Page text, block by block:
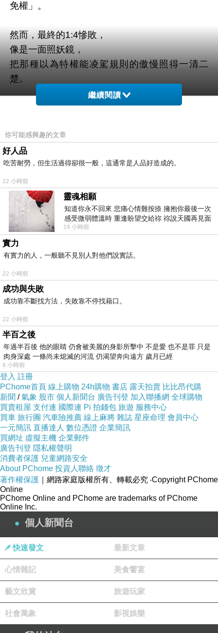
免權」。
然而，最終的1:4慘敗，
像是一面照妖鏡，
把那種以為特權能凌駕規則的傲慢照得一清二
楚。
全世界看到的不是強大，
這不只是政治上的難堪，
更是讓美國在體育界成了被揶揄、被冷眼的對
象。
川普打那通電話是何必呢!
現在真的是沒了面子，也輸了裡子。
繼續閱讀
你可能感興趣的文章
好人品
吃苦耐勞，但生活過得卻很一般，這通常是人品好造成的。
22 小時前
靈魂相願
知道你永不回來 悲痛心情難按捺 擁抱你最後一次
感受微弱體溫時 重逢盼望交給祢 祢說天國再見面
此刻忍淚說別離 他日靈魂再
19 小時前
實力
有實力的人，一般聽不見別人對他們說實話。
22 小時前
成功與失敗
成功靠不斷找方法，失敗靠不停找藉口。
22 小時前
半百之後
年過半百後 他的眼睛 仍會被美麗的身影所擊中 不是愛 也不是罪 只是
肉身深處 一條尚未熄滅的河流 仍渴望奔向遠方 歲月已經
8 小時前
登入 註冊
PChome首頁 線上購物 24h購物 書店 露天拍賣 比比昂代購
新聞 /氣象 股市 個人新聞台 廣告刊登 加入聯播網 全球購物
買賣租屋 支付連 國際連 Pi 拍錢包 旅遊 服務中心
買車 旅行團 汽車險推薦 線上麻將 雜誌 星座命理 會員中心
一元簡訊 直播達人 數位憑證 企業簡訊
買網址 虛擬主機 企業郵件
廣告刊登 隱私權聲明
消費者保護 兒童網路安全
About PChome 投資人聯絡 徵才
著作權保護 ｜網路家庭版權所有、轉載必究 ‧Copyright PChome
Online
PChome Online and PChome are trademarks of PChome
Online Inc.
個人新聞台
快速發文 最新文章
心情雜記 美食饗宴
藝文欣賞 旅遊玩家
社會萬象 影視娛樂